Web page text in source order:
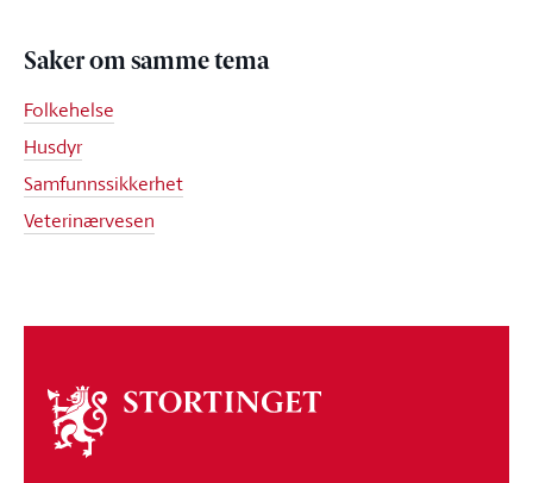
Saker om samme tema
Folkehelse
Husdyr
Samfunnssikkerhet
Veterinærvesen
Om
stortinget